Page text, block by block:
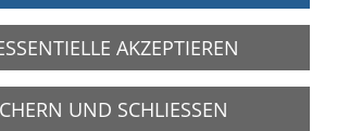
AKZEPTIEREN
UND SCHLIESSEN